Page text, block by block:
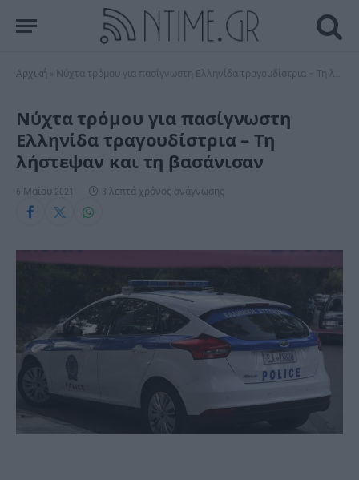
Αρχική Νύχτα τρόμου για πασίγνωστη Ελληνίδα τραγουδίστρια – Τη λήστεψαν και τη βασάνισαν
Νύχτα τρόμου για πασίγνωστη
Ελληνίδα τραγουδίστρια – Τη
λήστεψαν και τη βασάνισαν
6 Μαΐου 2021 3 λεπτά χρόνος ανάγνωσης